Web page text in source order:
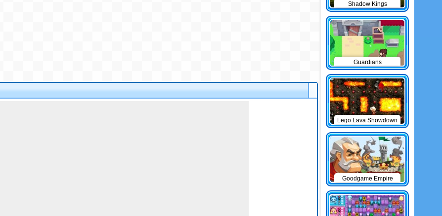
Shadow Kings
Guardians
Lego Lava Showdown
Goodgame Empire